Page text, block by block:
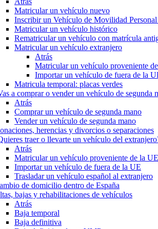
Matricular un vehículo nuevo
Inscribir un Vehículo de Movilidad
Matricular un vehículo histórico
Rematricular un vehículo con matrícula
Matricular un vehículo extranjero
Atrás
Matricular un vehículo proveniente
Importar un vehículo de fuera de la
Matricula temporal: placas verdes
a comprar o vender un vehículo de segunda
Atrás
Comprar un vehículo de segunda mano
Vender un vehículo de segunda mano
herencias y divorcios o separaciones
traer o llevarte un vehículo del
Atrás
Matricular un vehículo proveniente de la UE
Importar un vehículo de fuera de la UE
Trasladar un vehículo español al extranjero
de domicilio dentro de España
bajas y rehabilitaciones de vehículos
Atrás
Baja temporal
Baja definitiva